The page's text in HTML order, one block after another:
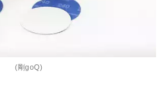
(剛goQ)